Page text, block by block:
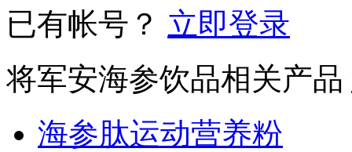
已有帐号？ 立即登录
将军安海参饮品相关产品
海参肽运动营养粉